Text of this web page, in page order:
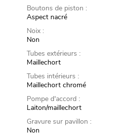
Boutons de piston :
Aspect nacré
Noix :
Non
Tubes extérieurs :
Maillechort
Tubes intérieurs :
Maillechort chromé
Pompe d'accord :
Laiton/maillechort
Gravure sur pavillon :
Non